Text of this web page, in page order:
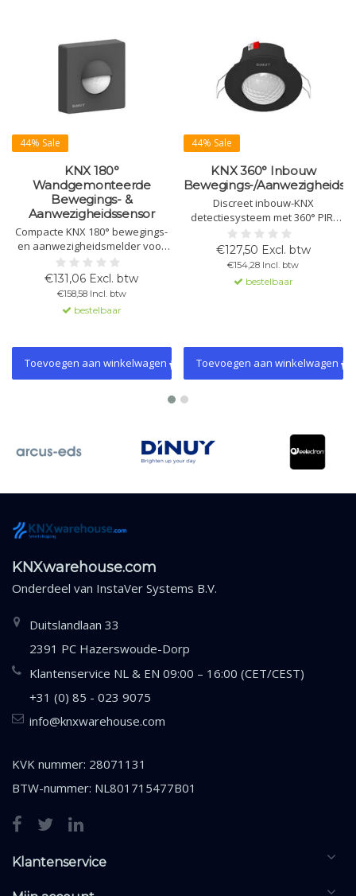
44% Sale
KNX 180°
Wandgemonteerde
Bewegings- &
Aanwezigheidssensor
Compacte KNX 180° bewegings-
en aanwezigheidsmelder voor
wandmontage met dubbele PIR-
sensoren, constantlichtregeling,
6+1 kanalen en licht- en
temperatuursensor.
Ondersteunt licht- en HVAC-
en buitenhoeken.
€131,06 Excl. btw
€158,58 Incl. btw
bestelbaar
Toevoegen aan winkelwagen
44% Sale
KNX 360° Inbouw
Bewegings-/
Discreet inbouw-KNX
detectiesysteem met 360° PIR-
technologie voor beweging en
aanwezigheid. Met licht- en
temperatuursensor,
constantlichtregeling, 6 kanalen
en master/slave-functie. Ideaal
€127,50 Excl. btw
€154,28 Incl. btw
bestelbaar
Toevoegen aan winkelwagen
KNXwarehouse.com
Onderdeel van InstaVer Systems B.V.
Duitslandlaan 33
2391 PC Hazerswoude-Dorp
Klantenservice NL & EN 09:00 – 16:00 (CET/CEST)
+31 (0) 85 - 023 9075
info@knxwarehouse.com
KVK nummer: 28071131
BTW-nummer: NL801715477B01
Klantenservice